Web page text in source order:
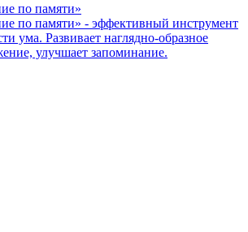
по памяти»
по памяти» - эффективный инструмент
ума. Развивает наглядно-образное
улучшает запоминание.